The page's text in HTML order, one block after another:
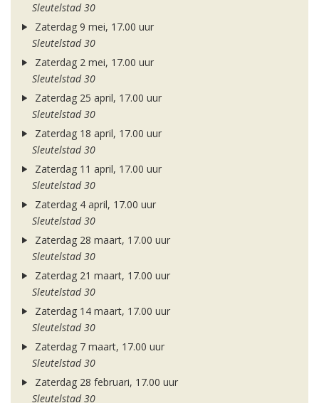
Sleutelstad 30
Zaterdag 9 mei, 17.00 uur
Sleutelstad 30
Zaterdag 2 mei, 17.00 uur
Sleutelstad 30
Zaterdag 25 april, 17.00 uur
Sleutelstad 30
Zaterdag 18 april, 17.00 uur
Sleutelstad 30
Zaterdag 11 april, 17.00 uur
Sleutelstad 30
Zaterdag 4 april, 17.00 uur
Sleutelstad 30
Zaterdag 28 maart, 17.00 uur
Sleutelstad 30
Zaterdag 21 maart, 17.00 uur
Sleutelstad 30
Zaterdag 14 maart, 17.00 uur
Sleutelstad 30
Zaterdag 7 maart, 17.00 uur
Sleutelstad 30
Zaterdag 28 februari, 17.00 uur
Sleutelstad 30